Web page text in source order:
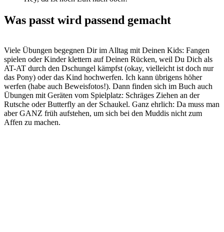
Was passt wird passend gemacht
Viele Übungen begegnen Dir im Alltag mit Deinen Kids: Fangen
spielen oder Kinder klettern auf Deinen Rücken, weil Du Dich als
AT-AT durch den Dschungel kämpfst (okay, vielleicht ist doch nur
das Pony) oder das Kind hochwerfen. Ich kann übrigens höher
werfen (habe auch Beweisfotos!). Dann finden sich im Buch auch
Übungen mit Geräten vom Spielplatz: Schräges Ziehen an der
Rutsche oder Butterfly an der Schaukel. Ganz ehrlich: Da muss man
aber GANZ früh aufstehen, um sich bei den Muddis nicht zum
Affen zu machen.